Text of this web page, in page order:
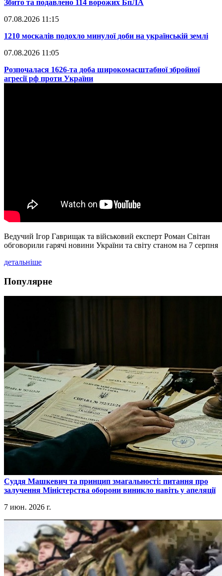
​Збито та подавлено 114 ворожих БпЛА
07.08.2026 11:15
​1210 москалів подохло минулої доби на українській землі
07.08.2026 11:05
​Розпочалася 1626-та доба широкомасштабної збройної
агресії рф проти України
Ведучий Ігор Гаврищак та військовий експерт Роман Світан
обговорили гарячі новини України та світу станом на 7 серпня
детальніше
Популярне
​Суддя Машкевич та принцип змагальності: питання про
залучення Міністерства оборони виникло навіть у апеляції
7 июн. 2026 г.